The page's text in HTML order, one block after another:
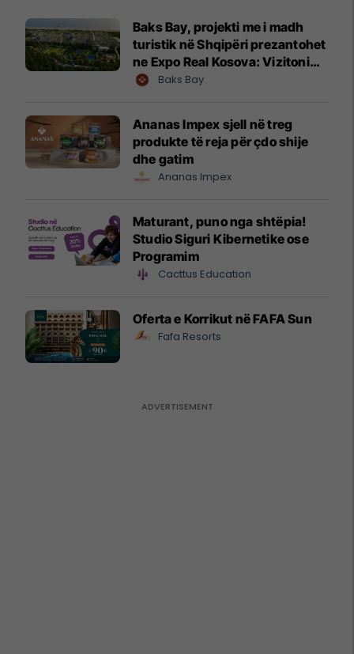
Baks Bay, projekti me i madh
turistik në Shqipëri prezantohet
ne Expo Real Kosova: Vizitoni
shtandin dhe zbuloni
Baks Bay
Ananas Impex sjell në treg
produkte të reja për çdo shije
dhe gatim
Ananas Impex
Maturant, puno nga shtëpia!
Studio Siguri Kibernetike ose
Programim
Cacttus Education
Oferta e Korrikut në FAFA Sun
Fafa Resorts